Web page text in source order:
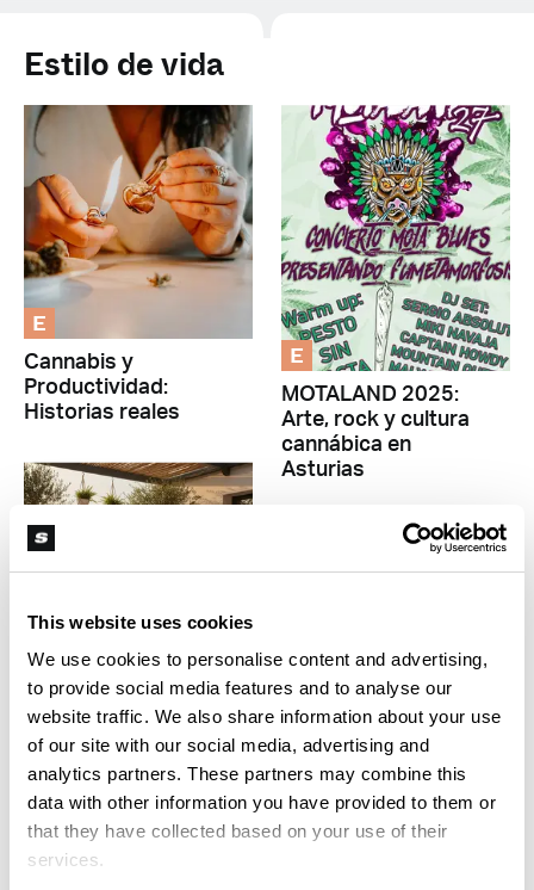
This website uses cookies
We use cookies to personalise content and advertising,
to provide social media features and to analyse our
website traffic. We also share information about your use
of our site with our social media, advertising and
analytics partners. These partners may combine this
data with other information you have provided to them or
that they have collected based on your use of their
services.
Czech
Polish
Estilo de vida
E
Cannabis y
Productividad:
Historias reales
E
Cali Sober: la nueva
tendencia que
reemplaza el alcohol
E
MOTALAND 2025:
Arte, rock y cultura
cannábica en
Asturias
E
¡Alto a los
asesinatos de
periodistas en Gaza!